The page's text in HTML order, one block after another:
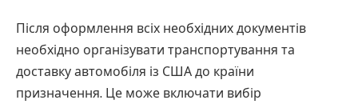
Після оформлення всіх необхідних документів
необхідно організувати транспортування та
доставку автомобіля із США до країни
призначення. Це може включати вибір